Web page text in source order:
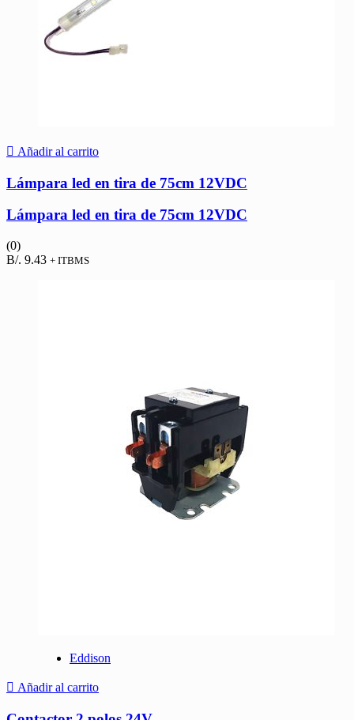
Añadir al carrito
Lámpara led en tira de 75cm 12VDC
Lámpara led en tira de 75cm 12VDC
(0)
B/. 9.43 + ITBMS
Eddison
Añadir al carrito